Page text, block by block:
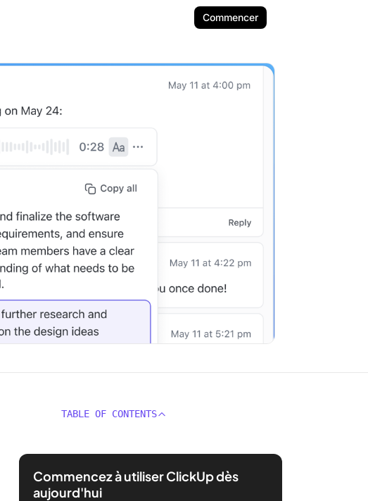
Commencer
TABLE OF CONTENTS
Commencez à utiliser ClickUp dès
aujourd'hui